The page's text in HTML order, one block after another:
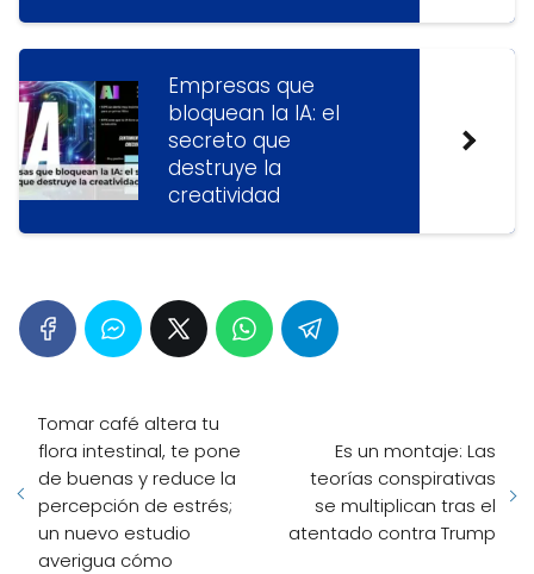
Empresas que
bloquean la IA: el
secreto que
destruye la
creatividad
Tomar café altera tu
flora intestinal, te pone
de buenas y reduce la
percepción de estrés;
un nuevo estudio
averigua cómo
Es un montaje: Las
teorías conspirativas
se multiplican tras el
atentado contra Trump